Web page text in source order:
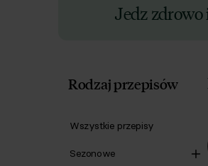
Jedz zdrowo
Rodzaj przepisów
Wszystkie przepisy
Sezonowe